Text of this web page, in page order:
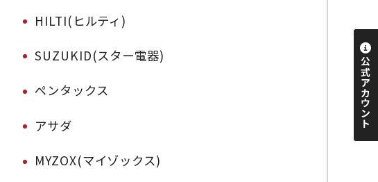
HILTI(ヒルティ)
SUZUKID(スター電器)
ペンタックス
アサダ
MYZOX(マイゾックス)